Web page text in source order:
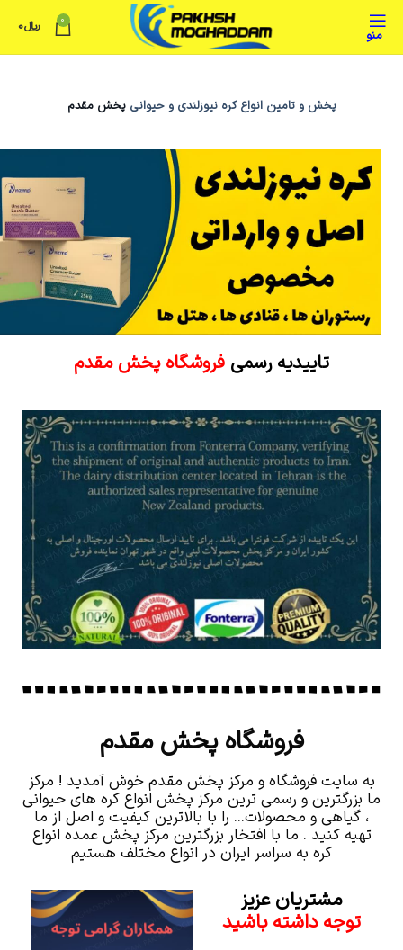
منو
0 ﷼0
پخش و تامین انواع کره نیوزلندی و حیوانی پخش مقدم
تاییدیه رسمی فروشگاه پخش مقدم
فروشگاه پخش مقدم
به سایت فروشگاه و مرکز پخش مقدم خوش آمدید ! مرکز
ما بزرگترین و رسمی ترین مرکز پخش انواع کره های حیوانی
، گیاهی و محصولات... را با بالاترین کیفیت و اصل از ما
تهیه کنید . ما با افتخار بزرگترین مرکز پخش عمده انواع
کره به سراسر ایران در انواع مختلف هستیم
مشتریان عزیز
توجه داشته باشید